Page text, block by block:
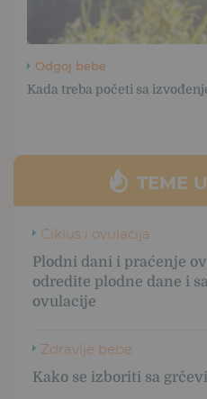
TEME
Ciklus i ovulacija
Plodni dani i praćenje
odredite plodne dane i
ovulacije
Zdravlje bebe
Kako se izboriti sa
Odgoj bebe
Kada treba početi sa